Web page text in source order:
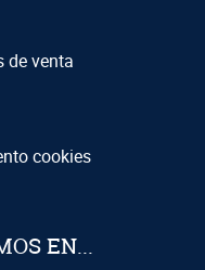
de venta
cookies
EN...